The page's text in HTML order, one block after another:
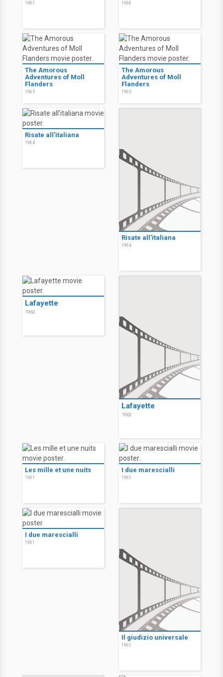
1967 1966
The Amorous
Adventures of Moll
Flanders
1965
The Amorous
Adventures of Moll
Flanders
1965
Risate all'italiana
1964
Risate all'italiana
1964
Lafayette
1962
Lafayette
1962
Les mille et une nuits
1961
I due marescialli
1961
I due marescialli
1961
Il giudizio universale
1961